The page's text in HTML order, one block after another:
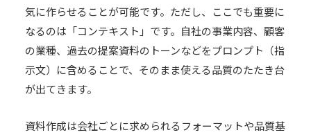
気に作らせることが可能です。ただし、ここでも重要に
なるのは「コンテキスト」です。自社の事業内容、顧客
の業種、過去の提案資料のトーンなどをプロンプト（指
示文）に含めることで、そのまま使える品質のたたき台
が出てきます。
資料作成は会社ごとに求められるフォーマットや品質基